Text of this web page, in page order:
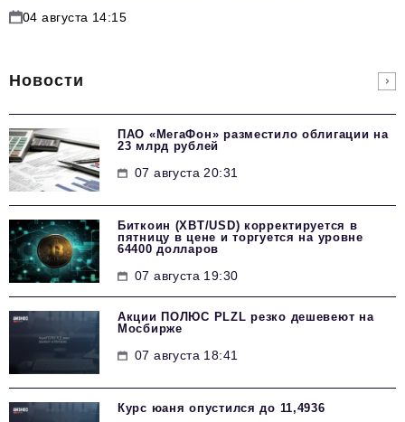
04 августа 14:15
Новости
ПАО «МегаФон» разместило облигации на
23 млрд рублей
07 августа 20:31
Биткоин (XBT/USD) корректируется в
пятницу в цене и торгуется на уровне
64400 долларов
07 августа 19:30
Акции ПОЛЮС PLZL резко дешевеют на
Мосбирже
07 августа 18:41
Курс юаня опустился до 11,4936